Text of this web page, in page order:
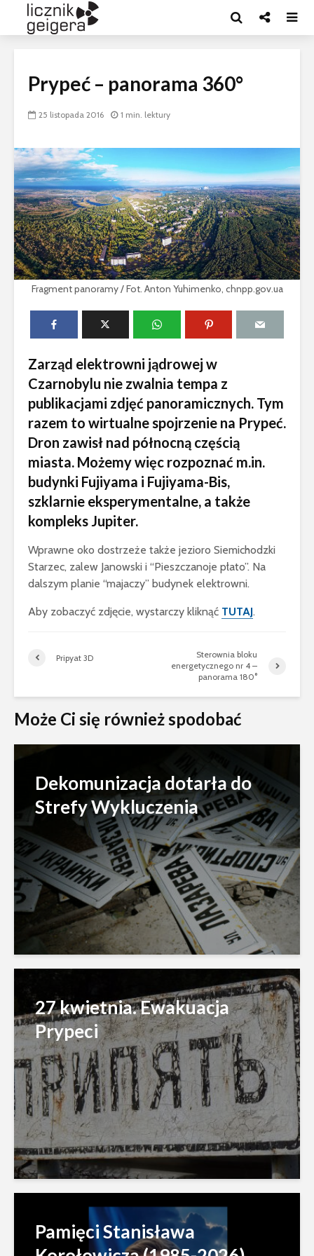
Prypeć – panorama 360°
25 listopada 2016 1 min. lektury
Fragment panoramy / Fot. Anton Yuhimenko, chnpp.gov.ua
Zarząd elektrowni jądrowej w
Czarnobylu nie zwalnia tempa z
publikacjami zdjęć panoramicznych. Tym
razem to wirtualne spojrzenie na Prypeć.
Dron zawisł nad północną częścią
miasta. Możemy więc rozpoznać m.in.
budynki Fujiyama i Fujiyama-Bis,
szklarnie eksperymentalne, a także
kompleks Jupiter.
Wprawne oko dostrzeże także jezioro Siemichodzki
Starzec, zalew Janowski i “Pieszczanoje płato”. Na
dalszym planie “majaczy” budynek elektrowni.
Aby zobaczyć zdjęcie, wystarczy kliknąć TUTAJ.
Pripyat 3D
Sterownia bloku
energetycznego nr 4 –
panorama 180°
Może Ci się również spodobać
Dekomunizacja dotarła do
Strefy Wykluczenia
27 kwietnia. Ewakuacja
Prypeci
Pamięci Stanisława